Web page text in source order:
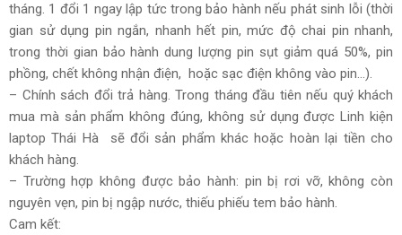
tháng. 1 đổi 1 ngay lập tức trong bảo hành nếu phát sinh lỗi (thời
gian sử dụng pin ngắn, nhanh hết pin, mức độ chai pin nhanh,
trong thời gian bảo hành dung lượng pin sụt giảm quá 50%, pin
phồng, chết không nhận điện, hoặc sạc điện không vào pin…).
– Chính sách đổi trả hàng. Trong tháng đầu tiên nếu quý khách
mua mà sản phẩm không đúng, không sử dụng được Linh kiện
laptop Thái Hà sẽ đổi sản phẩm khác hoặc hoàn lại tiền cho
khách hàng.
– Trường hợp không được bảo hành: pin bị rơi vỡ, không còn
nguyên vẹn, pin bị ngập nước, thiếu phiếu tem bảo hành.
Cam kết: